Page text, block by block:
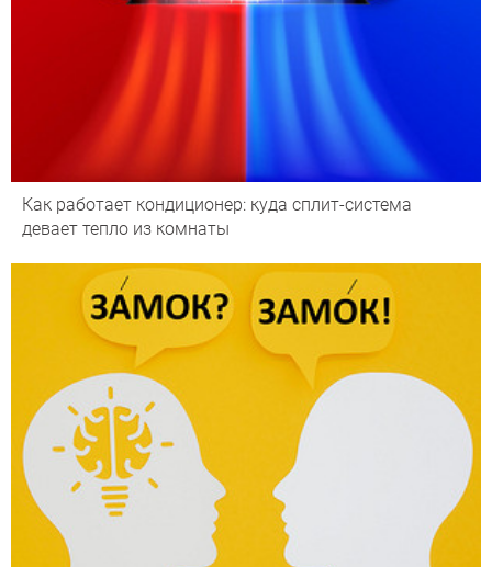
Как работает кондиционер: куда сплит-система
девает тепло из комнаты